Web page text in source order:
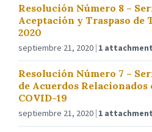
Resolución Número 8 –
Aceptación y Traspaso de
2020
septiembre 21, 2020 1 attachment
Resolución Número 7 –
de Acuerdos Relacionados
COVID-19
septiembre 21, 2020 1 attachment